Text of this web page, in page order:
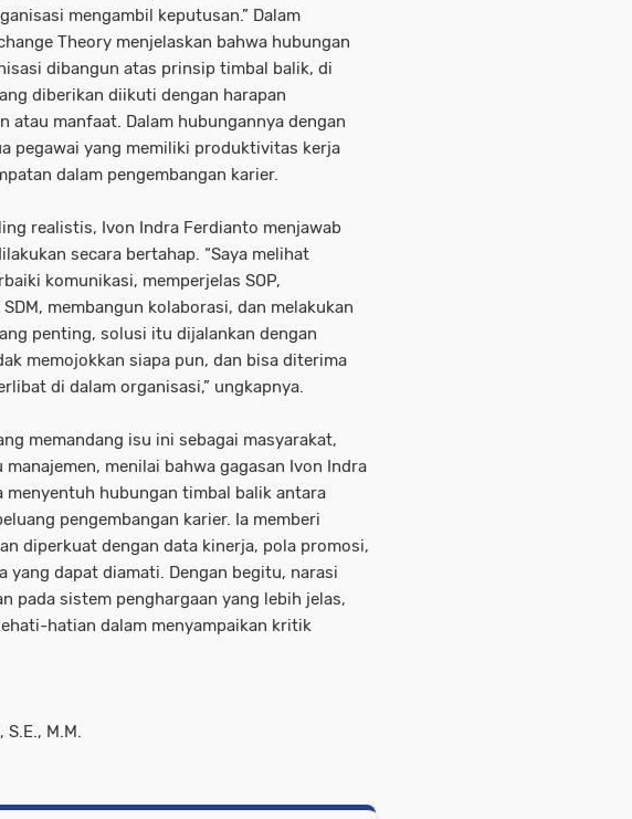
mengambil keputusan.” Dalam
Theory menjelaskan bahwa hubungan
dibangun atas prinsip timbal balik, di
diberikan diikuti dengan harapan
atau manfaat. Dalam hubungannya dengan
pegawai yang memiliki produktivitas kerja
dalam pengembangan karier.
realistis, Ivon Indra Ferdianto menjawab
secara bertahap. “Saya melihat
komunikasi, memperjelas SOP,
membangun kolaborasi, dan melakukan
penting, solusi itu dijalankan dengan
memojokkan siapa pun, dan bisa diterima
di dalam organisasi,” ungkapnya.
memandang isu ini sebagai masyarakat,
menilai bahwa gagasan Ivon Indra
menyentuh hubungan timbal balik antara
pengembangan karier. Ia memberi
diperkuat dengan data kinerja, pola promosi,
yang dapat diamati. Dengan begitu, narasi
pada sistem penghargaan yang lebih jelas,
hatian dalam menyampaikan kritik
M.M.